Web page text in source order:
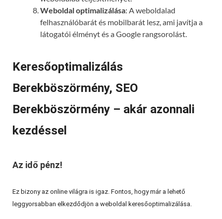
Weboldal optimalizálása: A weboldalad
felhasználóbarát és mobilbarát lesz, ami javítja a
látogatói élményt és a Google rangsorolást.
Keresőoptimalizálás
Berekböszörmény, SEO
Berekböszörmény – akár azonnali
kezdéssel
Az idő pénz!
Ez bizony az online világra is igaz. Fontos, hogy már a lehető
leggyorsabban elkezdődjön a weboldal keresőoptimalizálása.